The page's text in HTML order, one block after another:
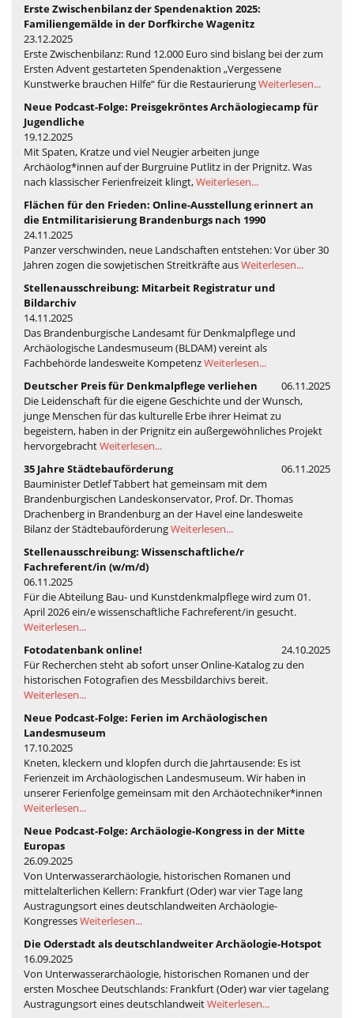
Erste Zwischenbilanz der Spendenaktion 2025:
Familiengemälde in der Dorfkirche Wagenitz
23.12.2025
Erste Zwischenbilanz: Rund 12.000 Euro sind bislang bei der zum
Ersten Advent gestarteten Spendenaktion „Vergessene
Kunstwerke brauchen Hilfe“ für die RestaurierungWeiterlesen...
Neue Podcast-Folge: Preisgekröntes Archäologiecamp für
Jugendliche
19.12.2025
Mit Spaten, Kratze und viel Neugier arbeiten junge
Archäolog*innen auf der Burgruine Putlitz in der Prignitz. Was
nach klassischer Ferienfreizeit klingt,Weiterlesen...
Flächen für den Frieden: Online-Ausstellung erinnert an
die Entmilitarisierung Brandenburgs nach 1990
24.11.2025
Panzer verschwinden, neue Landschaften entstehen: Vor über 30
Jahren zogen die sowjetischen Streitkräfte ausWeiterlesen...
Stellenausschreibung: Mitarbeit Registratur und
Bildarchiv
14.11.2025
Das Brandenburgische Landesamt für Denkmalpflege und
Archäologische Landesmuseum (BLDAM) vereint als
Fachbehörde landesweite KompetenzWeiterlesen...
Deutscher Preis für Denkmalpflege verliehen
06.11.2025
Die Leidenschaft für die eigene Geschichte und der Wunsch,
junge Menschen für das kulturelle Erbe ihrer Heimat zu
begeistern, haben in der Prignitz ein außergewöhnliches Projekt
hervorgebrachtWeiterlesen...
35 Jahre Städtebauförderung
06.11.2025
Bauminister Detlef Tabbert hat gemeinsam mit dem
Brandenburgischen Landeskonservator, Prof. Dr. Thomas
Drachenberg in Brandenburg an der Havel eine landesweite
Bilanz der StädtebauförderungWeiterlesen...
Stellenausschreibung: Wissenschaftliche/r
Fachreferent/in (w/m/d)
06.11.2025
Für die Abteilung Bau- und Kunstdenkmalpflege wird zum 01.
April 2026 ein/e wissenschaftliche Fachreferent/in gesucht.
Weiterlesen...
Fotodatenbank online!
24.10.2025
Für Recherchen steht ab sofort unser Online-Katalog zu den
historischen Fotografien des Messbildarchivs bereit.
Weiterlesen...
Neue Podcast-Folge: Ferien im Archäologischen
Landesmuseum
17.10.2025
Kneten, kleckern und klopfen durch die Jahrtausende: Es ist
Ferienzeit im Archäologischen Landesmuseum. Wir haben in
unserer Ferienfolge gemeinsam mit den Archäotechniker*innen
Weiterlesen...
Neue Podcast-Folge: Archäologie-Kongress in der Mitte
Europas
26.09.2025
Von Unterwasserarchäologie, historischen Romanen und
mittelalterlichen Kellern: Frankfurt (Oder) war vier Tage lang
Austragungsort eines deutschlandweiten Archäologie-
KongressesWeiterlesen...
Die Oderstadt als deutschlandweiter Archäologie-Hotspot
16.09.2025
Von Unterwasserarchäologie, historischen Romanen und der
ersten Moschee Deutschlands: Frankfurt (Oder) war vier tagelang
Austragungsort eines deutschlandweitWeiterlesen...